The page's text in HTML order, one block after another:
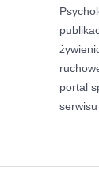
portal
serwisu